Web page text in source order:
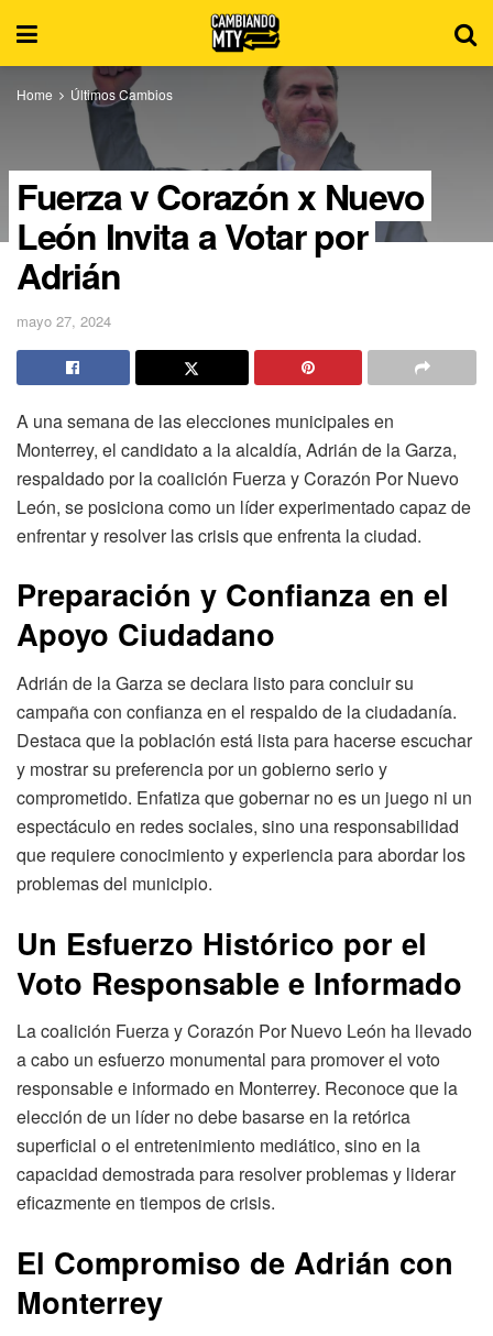
Home Últimos Cambios
Fuerza y Corazón x Nuevo
León Invita a Votar por
Adrián
mayo 27, 2024
A una semana de las elecciones municipales en
Monterrey, el candidato a la alcaldía, Adrián de la Garza,
respaldado por la coalición Fuerza y Corazón Por Nuevo
León, se posiciona como un líder experimentado capaz de
enfrentar y resolver las crisis que enfrenta la ciudad.
Preparación y Confianza en el
Apoyo Ciudadano
Adrián de la Garza se declara listo para concluir su
campaña con confianza en el respaldo de la ciudadanía.
Destaca que la población está lista para hacerse escuchar
y mostrar su preferencia por un gobierno serio y
comprometido. Enfatiza que gobernar no es un juego ni un
espectáculo en redes sociales, sino una responsabilidad
que requiere conocimiento y experiencia para abordar los
problemas del municipio.
Un Esfuerzo Histórico por el
Voto Responsable e Informado
La coalición Fuerza y Corazón Por Nuevo León ha llevado
a cabo un esfuerzo monumental para promover el voto
responsable e informado en Monterrey. Reconoce que la
elección de un líder no debe basarse en la retórica
superficial o el entretenimiento mediático, sino en la
capacidad demostrada para resolver problemas y liderar
eficazmente en tiempos de crisis.
El Compromiso de Adrián con
Monterrey